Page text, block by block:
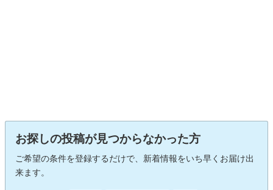
お探しの投稿が見つからなかった方
ご希望の条件を登録するだけで、新着情報をいち早くお届け出
来ます。